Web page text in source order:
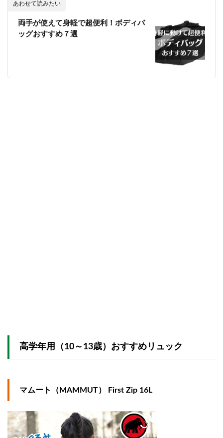
あわせて読みたい
両手が使えて身軽で超便利！ボディバ
ッグおすすめ７選
高学年用（10～13歳）おすすめリュック
マムート（MAMMUT） First Zip 16L